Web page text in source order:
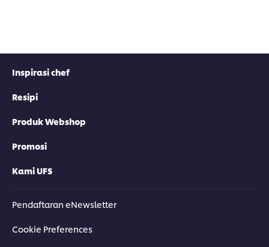
Inspirasi chef
Resipi
Produk Webshop
Promosi
Kami UFS
Pendaftaran eNewsletter
Cookie Preferences